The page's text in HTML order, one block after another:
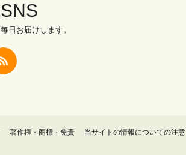
日お届けします。
著作権・商標・免責 当サイトの情報についての注意